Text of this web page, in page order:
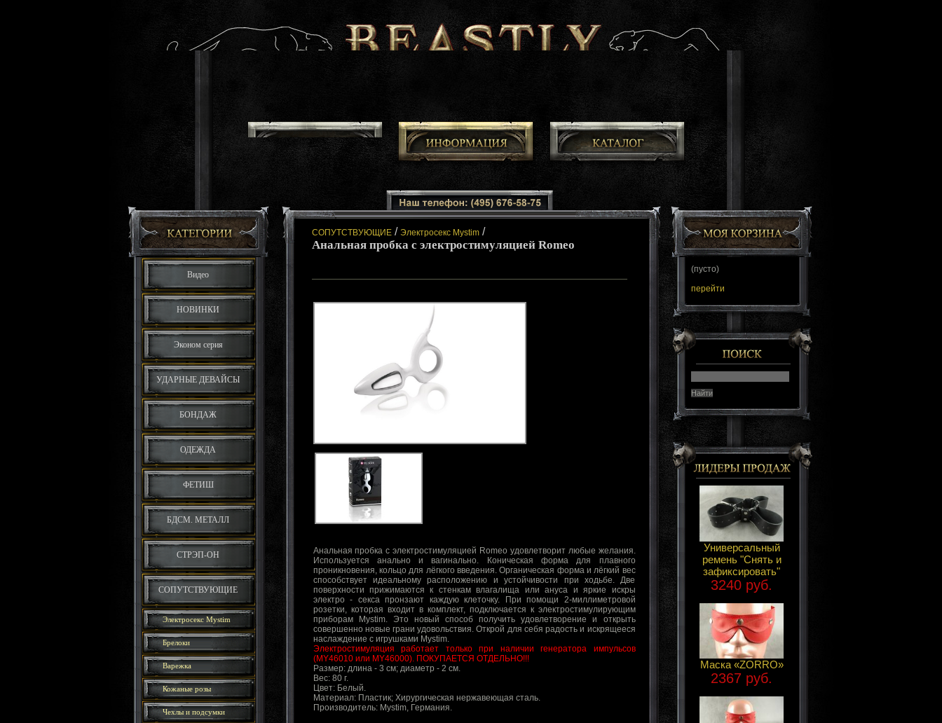
Видео
НОВИНКИ
Эконом серия
УДАРНЫЕ ДЕВАЙСЫ
БОНДАЖ
ОДЕЖДА
ФЕТИШ
БДСМ. МЕТАЛЛ
СТРЭП-ОН
СОПУТСТВУЮЩИЕ
Электросекс Mystim
Брелоки
Варежка
Кожаные розы
Чехлы и подсумки
СОПУТСТВУЮЩИЕ/ Электросекс Mystim/
Анальная пробка с электростимуляцией Romeo
Анальная пробка с электростимуляцией Romeo удовлетворит любые желания.
Используется анально и вагинально. Коническая форма для плавного
проникновения, кольцо для лёгкого введения. Органическая форма и лёгкий вес
способствует идеальному расположению и устойчивости при ходьбе. Две
поверхности прижимаются к стенкам влагалища или ануса и яркие искры
электро - секса пронзают каждую клеточку. При помощи 2-миллиметровой
розетки, которая входит в комплект, подключается к электростимулирующим
приборам Mystim. Это новый способ получить удовлетворение и открыть
совершенно новые грани удовольствия. Открой для себя радость и искрящееся
наслаждение с игрушками Mystim.
Электростимуляция работает только при наличии генератора импульсов
(MY46010 или MY46000). ПОКУПАЕТСЯ ОТДЕЛЬНО!!!
Размер: длина - 3 см; диаметр - 2 см.
Вес: 80 г.
Цвет: Белый.
Материал: Пластик; Хирургическая нержавеющая сталь.
Производитель: Mystim, Германия.
(пусто)
перейти
Универсальный
ремень "Снять и
зафиксировать"
3240 руб.
Маска «ZORRO»
2367 руб.